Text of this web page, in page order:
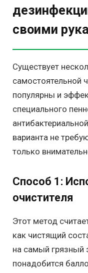
своими
Существует
самостоятельной
популярны и
специального
варианта не
только
Способ 1:
очистителя
Этот метод
как чистящий
на самый грязный
понадобится